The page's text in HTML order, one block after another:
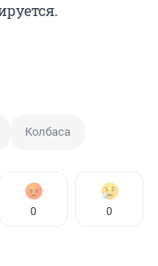
Колбаса
0 0